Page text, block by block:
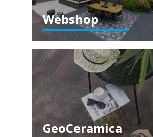
Webshop
GeoCeramica